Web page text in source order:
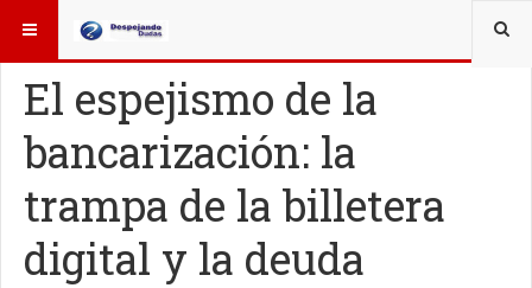
ESTÁ AQUÍ: OTROS TEMAS
El espejismo de la
bancarización: la
trampa de la billetera
digital y la deuda